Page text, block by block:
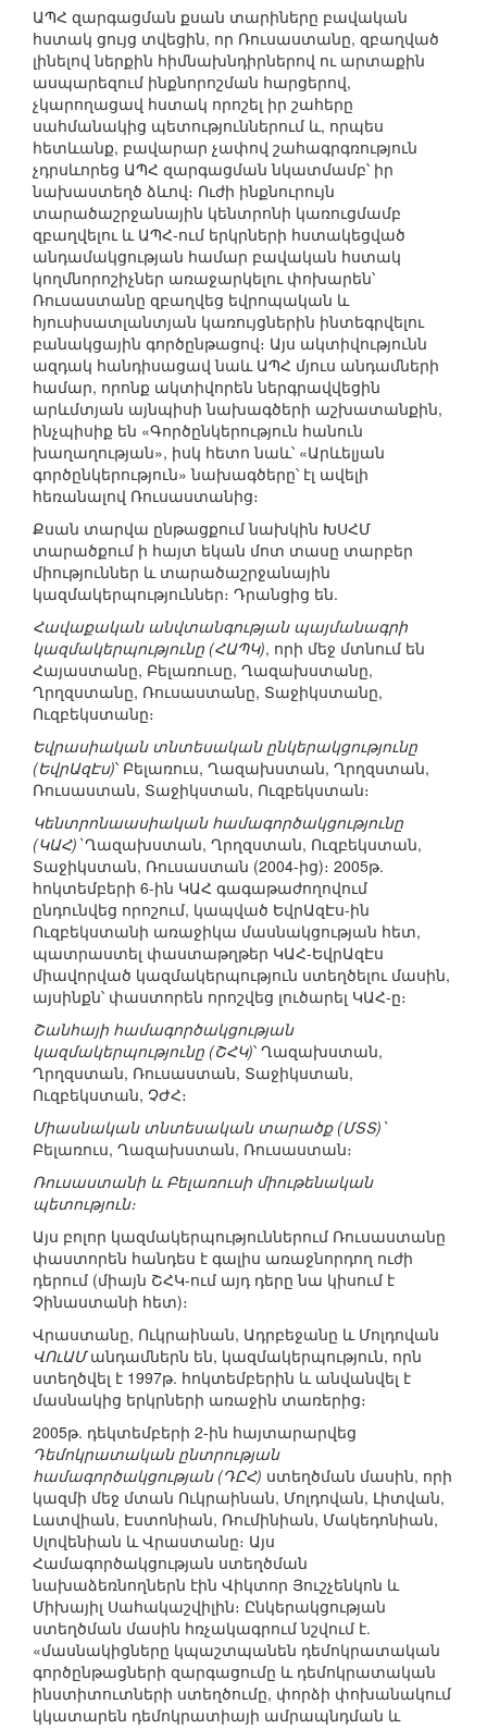
ԱՊՀ զարգացման քսան տարիները բավական
հստակ ցույց տվեցին, որ Ռուսաստանը, զբաղված
լինելով ներքին հիմնախնդիրներով ու արտաքին
ասպարեզում ինքնորոշման հարցերով,
չկարողացավ հստակ որոշել իր շահերը
սահմանակից պետություններում և, որպես
հետևանք, բավարար չափով շահագրգռություն
չդրսևորեց ԱՊՀ զարգացման նկատմամբ՝ իր
նախաստեղծ ձևով։ Ուժի ինքնուրույն
տարածաշրջանային կենտրոնի կառուցմամբ
զբաղվելու և ԱՊՀ-ում երկրների հստակեցված
անդամակցության համար բավական հստակ
կողմնորոշիչներ առաջարկելու փոխարեն՝
Ռուսաստանը զբաղվեց եվրոպական և
հյուսիսատլանտյան կառույցներին ինտեգրվելու
բանակցային գործընթացով։ Այս ակտիվությունն
ազդակ հանդիսացավ նաև ԱՊՀ մյուս անդամների
համար, որոնք ակտիվորեն ներգրավվեցին
արևմտյան այնպիսի նախագծերի աշխատանքին,
ինչպիսիք են «Գործընկերություն հանուն
խաղաղության», իսկ հետո նաև՝ «Արևելյան
գործընկերություն» նախագծերը՝ էլ ավելի
հեռանալով Ռուսաստանից։
Քսան տարվա ընթացքում նախկին ԽՍՀՄ
տարածքում ի հայտ եկան մոտ տասը տարբեր
միություններ և տարածաշրջանային
կազմակերպություններ։ Դրանցից են.
Հավաքական անվտանգության պայմանագրի
կազմակերպությունը (ՀԱՊԿ), որի մեջ մտնում են
Հայաստանը, Բելառուսը, Ղազախստանը,
Ղրղզստանը, Ռուսաստանը, Տաջիկստանը,
Ուզբեկստանը։
Եվրասիական տնտեսական ընկերակցությունը
(ԵվրԱզԷս)՝ Բելառուս, Ղազախստան, Ղրղզստան,
Ռուսաստան, Տաջիկստան, Ուզբեկստան։
Կենտրոնաասիական համագործակցությունը
(ԿԱՀ)՝ Ղազախստան, Ղրղզստան, Ուզբեկստան,
Տաջիկստան, Ռուսաստան (2004-ից)։ 2005թ.
հոկտեմբերի 6-ին ԿԱՀ գագաթաժողովում
ընդունվեց որոշում, կապված ԵվրԱզԷս-ին
Ուզբեկստանի առաջիկա մասնակցության հետ,
պատրաստել փաստաթղթեր ԿԱՀ-ԵվրԱզԷս
միավորված կազմակերպություն ստեղծելու մասին,
այսինքն՝ փաստորեն որոշվեց լուծարել ԿԱՀ-ը։
Շանհայի համագործակցության
կազմակերպությունը (ՇՀԿ)՝ Ղազախստան,
Ղրղզստան, Ռուսաստան, Տաջիկստան,
Ուզբեկստան, ՉԺՀ։
Միասնական տնտեսական տարածք (ՄՏՏ)՝
Բելառուս, Ղազախստան, Ռուսաստան։
Ռուսաստանի և Բելառուսի միութենական
պետություն։
Այս բոլոր կազմակերպություններում Ռուսաստանը
փաստորեն հանդես է գալիս առաջնորդող ուժի
դերում (միայն ՇՀԿ-ում այդ դերը նա կիսում է
Չինաստանի հետ)։
Վրաստանը, Ուկրաինան, Ադրբեջանը և Մոլդովան
ՎՈւԱՄանդամներն են, կազմակերպություն, որն
ստեղծվել է 1997թ. հոկտեմբերին և անվանվել է
մասնակից երկրների առաջին տառերից։
2005թ. դեկտեմբերի 2-ին հայտարարվեց
Դեմոկրատական ընտրության
համագործակցության (ԴԸՀ) ստեղծման մասին, որի
կազմի մեջ մտան Ուկրաինան, Մոլդովան, Լիտվան,
Լատվիան, Էստոնիան, Ռումինիան, Մակեդոնիան,
Սլովենիան և Վրաստանը։ Այս
Համագործակցության ստեղծման
նախաձեռնողներն էին Վիկտոր Յուշչենկոն և
Միխայիլ Սահակաշվիլին։ Ընկերակցության
ստեղծման մասին հռչակագրում նշվում է.
«մասնակիցները կպաշտպանեն դեմոկրատական
գործընթացների զարգացումը և դեմոկրատական
ինստիտուտների ստեղծումը, փորձի փոխանակում
կկատարեն դեմոկրատիայի ամրապնդման և